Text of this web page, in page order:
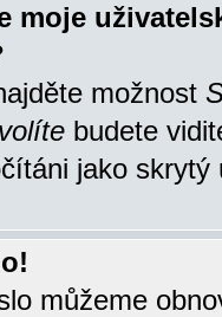
moje
možnost
budete
jako skrytý
můžeme